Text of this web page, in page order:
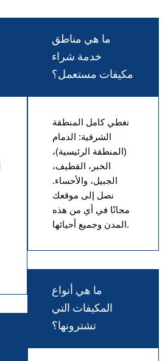
ما هي مناطق
خدمة شراء
مكيفات مستعمل؟
نغطي كامل المنطقة
الشرقية: الدمام
(المنطقة الرئيسية)،
الخبر، القطيف،
الجبيل، والأحساء.
نصل إلى موقعك
مجانًا في أي من هذه
المدن وجميع أحيائها.
ما هي أنواع
المكيفات التي
تشترونها؟